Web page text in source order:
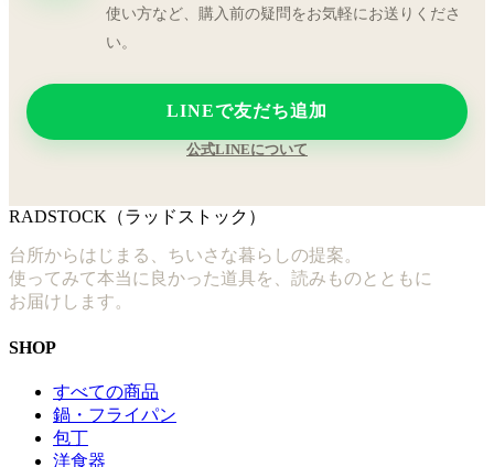
使い方など、購入前の疑問をお気軽にお送りくださ
い。
LINEで友だち追加
公式LINEについて
RADSTOCK（ラッドストック）
台所からはじまる、ちいさな暮らしの提案。
使ってみて本当に良かった道具を、読みものとともに
お届けします。
SHOP
すべての商品
鍋・フライパン
包丁
洋食器